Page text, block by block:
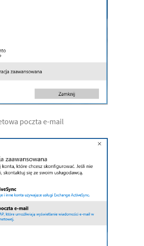
poczta e-mail